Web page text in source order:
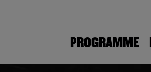
PROGRAMME